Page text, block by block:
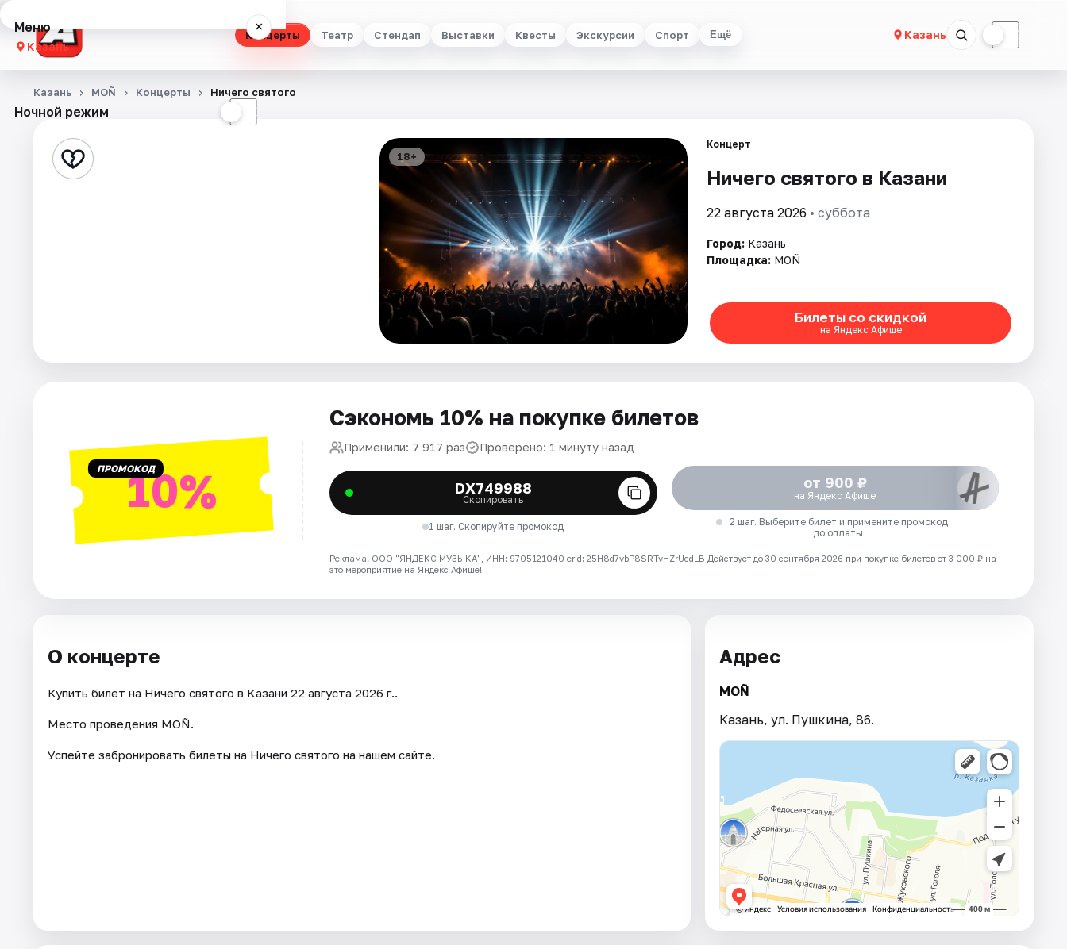
Концерты Театр Стендап Выставки Квесты Экскурсии Спорт Ещё Казань ☾
Меню ×
Казань
Концерты
Стендап
Артисты
Рейтинги
Ночной режим ☾
Казань MOÑ Концерты Ничего святого
18+
Концерт
Ничего святого в Казани
22 августа 2026 • суббота
Город: Казань
Площадка: MOÑ
Билеты со скидкой
на Яндекс Афише
ПРОМОКОД10%
Сэкономь 10% на покупке билетов
Применили: 7 917 раз Проверено: 1 минуту назад
DX749988
Скопировать
1 шаг. Скопируйте промокод
от 900 ₽
на Яндекс Афише
2 шаг. Выберите билет и примените промокод
до оплаты
Реклама. ООО "ЯНДЕКС МУЗЫКА", ИНН: 9705121040 erid: 25H8d7vbP8SRTvHZrUcdLB Действует до 30 сентября 2026 при покупке билетов от 3 000 ₽ на
это мероприятие на Яндекс Афише!
О концерте
Купить билет на Ничего святого в Казани 22 августа 2026 г..
Место проведения MOÑ.
Успейте забронировать билеты на Ничего святого на нашем сайте.
Адрес
MOÑ
Казань, ул. Пушкина, 86.